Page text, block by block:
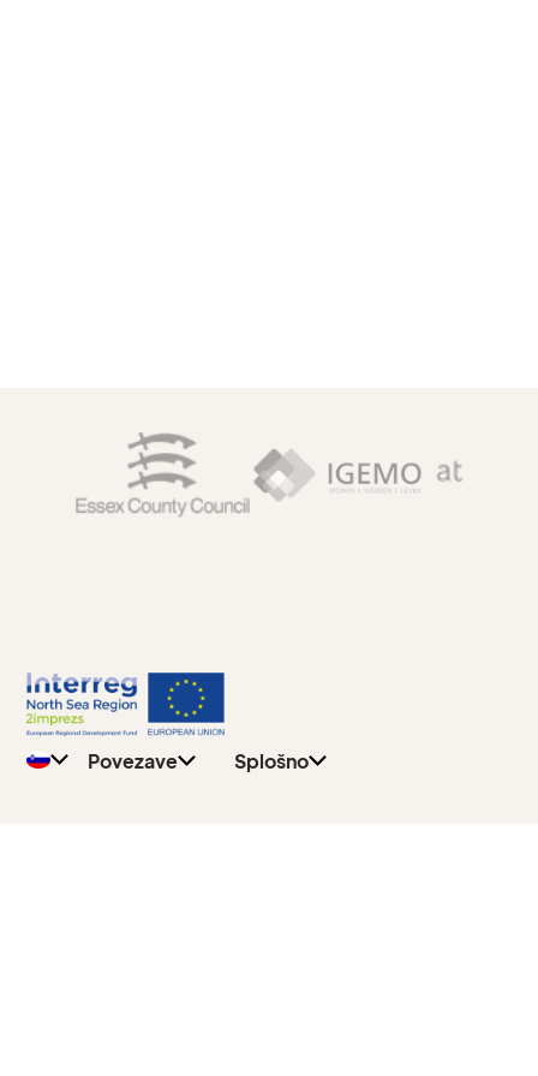
Povezave
zasebnosti
Pišite na
Splošno